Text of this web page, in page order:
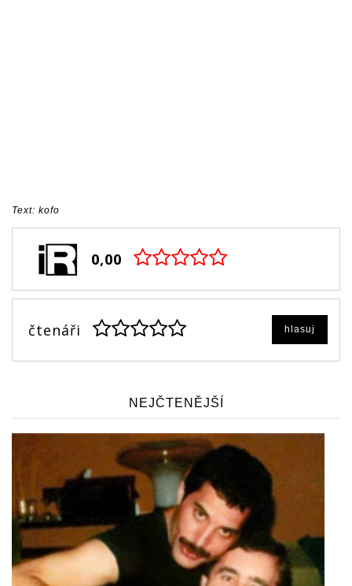
Text: kofo
0,00
čtenáři hlasuj
NEJČTENĚJŠÍ